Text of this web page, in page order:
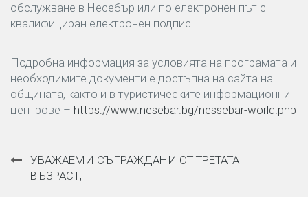
обслужване в Несебър или по електронен път с
квалифициран електронен подпис.
Подробна информация за условията на програмата и
необходимите документи е достъпна на сайта на
общината, както и в туристическите информационни
центрове – https://www.nesebar.bg/nessebar-world.php
УВАЖАЕМИ СЪГРАЖДАНИ ОТ ТРЕТАТА
ВЪЗРАСТ,